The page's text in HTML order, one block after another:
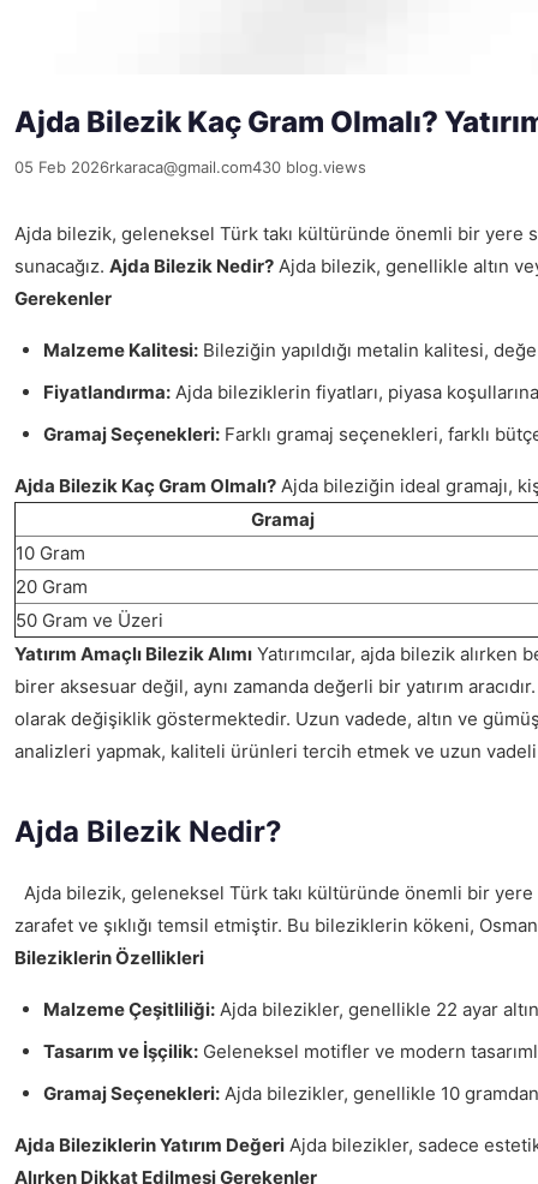
Ajda Bilezik Kaç Gram Olmalı?
05 Feb 2026rkaraca@gmail.com430 blog.views
Ajda bilezik, geleneksel Türk takı kültüründe önemli bir yere
sunacağız. Ajda Bilezik Nedir? Ajda bilezik, genellikle altın
Gerekenler
Malzeme Kalitesi: Bileziğin yapıldığı metalin kalitesi,
Fiyatlandırma: Ajda bileziklerin fiyatları, piyasa
Gramaj Seçenekleri: Farklı gramaj seçenekleri, farklı
Ajda Bilezik Kaç Gram Olmalı? Ajda bileziğin ideal gramajı,
Gramaj
10 Gram
20 Gram
50 Gram ve Üzeri
Yatırım Amaçlı Bilezik Alımı Yatırımcılar, ajda bilezik
birer aksesuar değil, aynı zamanda değerli bir yatırım
olarak değişiklik göstermektedir. Uzun vadede, altın ve
analizleri yapmak, kaliteli ürünleri tercih etmek ve uzun
Ajda Bilezik Nedir?
Ajda bilezik, geleneksel Türk takı kültüründe önemli bir
zarafet ve şıklığı temsil etmiştir. Bu bileziklerin kökeni,
Bileziklerin Özellikleri
Malzeme Çeşitliliği: Ajda bilezikler, genellikle 22 ayar
Tasarım ve İşçilik: Geleneksel motifler ve modern
Gramaj Seçenekleri: Ajda bilezikler, genellikle 10 gramdan
Ajda Bileziklerin Yatırım Değeri Ajda bilezikler, sadece
Alırken Dikkat Edilmesi Gerekenler